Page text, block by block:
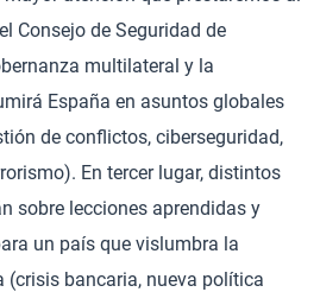
Consejo de Seguridad de
multilateral y la
España en asuntos globales
de conflictos, ciberseguridad,
En tercer lugar, distintos
sobre lecciones aprendidas y
un país que vislumbra la
(crisis bancaria, nueva política